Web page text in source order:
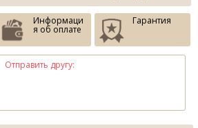
Информаци
я об оплате
Гарантия
Отправить другу: